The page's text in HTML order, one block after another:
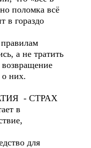
поломка всё
в гораздо
а не тратить
о них.
- СТРАХ
в
для